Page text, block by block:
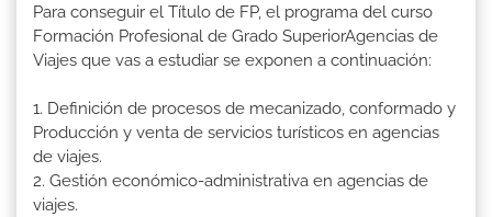
Para conseguir el Título de FP, el programa del curso
Formación Profesional de Grado SuperiorAgencias de
Viajes que vas a estudiar se exponen a continuación:
1. Definición de procesos de mecanizado, conformado y
Producción y venta de servicios turísticos en agencias
de viajes.
2. Gestión económico-administrativa en agencias de
viajes.